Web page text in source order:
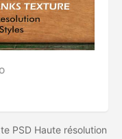
PSD Haute résolution